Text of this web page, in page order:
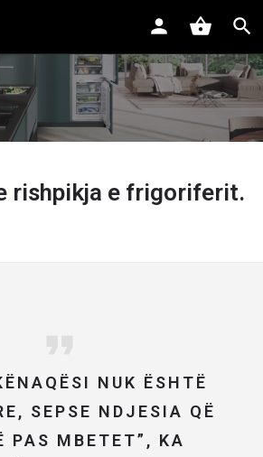
rishpikja e frigoriferit.
NUK ËSHTË
SEPSE NDJESIA QË
PAS MBETET”, KA